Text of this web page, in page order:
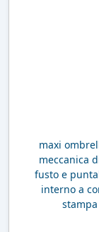
maxi
meccanica
fusto e
interno a